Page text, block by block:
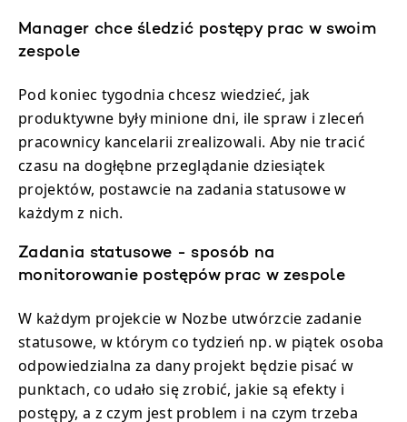
Manager chce śledzić postępy prac w swoim
zespole
Pod koniec tygodnia chcesz wiedzieć, jak
produktywne były minione dni, ile spraw i zleceń
pracownicy kancelarii zrealizowali. Aby nie tracić
czasu na dogłębne przeglądanie dziesiątek
projektów, postawcie na zadania statusowe w
każdym z nich.
Zadania statusowe - sposób na
monitorowanie postępów prac w zespole
W każdym projekcie w Nozbe utwórzcie zadanie
statusowe, w którym co tydzień np. w piątek osoba
odpowiedzialna za dany projekt będzie pisać w
punktach, co udało się zrobić, jakie są efekty i
postępy, a z czym jest problem i na czym trzeba